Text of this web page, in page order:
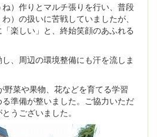
）作りとマルチ張りを行い、普段
）の扱いに苦戦していましたが、
楽しい」と、終始笑顔のあふれる
、周辺の環境整備にも汗を流しま
野菜や果物、花などを育てる学習
準備が整いました。ご協力いただ
うございました。